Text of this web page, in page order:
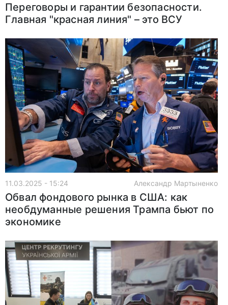
Переговоры и гарантии безопасности.
Главная "красная линия" – это ВСУ
11.03.2025 - 15:24 Александр Мартыненко
Обвал фондового рынка в США: как
необдуманные решения Трампа бьют по
экономике